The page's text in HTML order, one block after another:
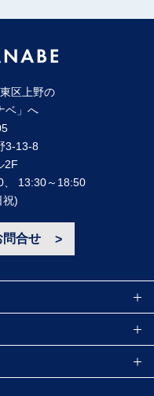
区上野の
ベ」へ
3-13-8
2F
、 13:30～18:50
祝)
問合せ